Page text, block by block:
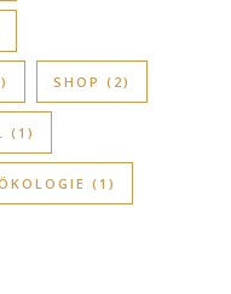
SHOP (2)
(1)
(1)